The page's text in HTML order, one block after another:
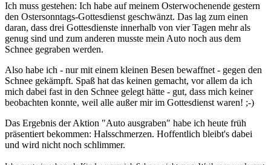
Ich muss gestehen: Ich habe auf meinem Osterwochenende gestern
den Ostersonntags-Gottesdienst geschwänzt. Das lag zum einen
daran, dass drei Gottesdienste innerhalb von vier Tagen mehr als
genug sind und zum anderen musste mein Auto noch aus dem
Schnee gegraben werden.
Also habe ich - nur mit einem kleinen Besen bewaffnet - gegen den
Schnee gekämpft. Spaß hat das keinen gemacht, vor allem da ich
mich dabei fast in den Schnee gelegt hätte - gut, dass mich keiner
beobachten konnte, weil alle außer mir im Gottesdienst waren! ;-)
Das Ergebnis der Aktion "Auto ausgraben" habe ich heute früh
präsentiert bekommen: Halsschmerzen. Hoffentlich bleibt's dabei
und wird nicht noch schlimmer.